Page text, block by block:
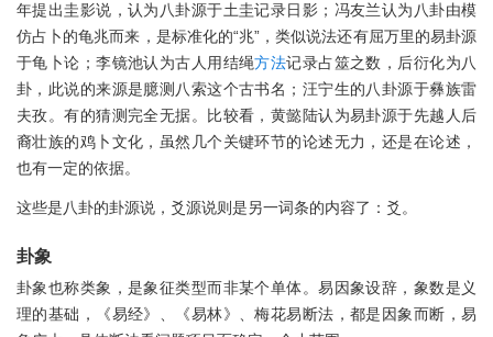
年提出圭影说，认为八卦源于土圭记录日影；冯友兰认为八卦由模
仿占卜的龟兆而来，是标准化的“兆”，类似说法还有屈万里的易卦源
于龟卜论；李镜池认为古人用结绳方法记录占筮之数，后衍化为八
卦，此说的来源是臆测八索这个古书名；汪宁生的八卦源于彝族雷
夫孜。有的猜测完全无据。比较看，黄懿陆认为易卦源于先越人后
裔壮族的鸡卜文化，虽然几个关键环节的论述无力，还是在论述，
也有一定的依据。
这些是八卦的卦源说，爻源说则是另一词条的内容了：爻。
卦象
卦象也称类象，是象征类型而非某个单体。易因象设辞，象数是义
理的基础，《易经》、《易林》、梅花易断法，都是因象而断，易